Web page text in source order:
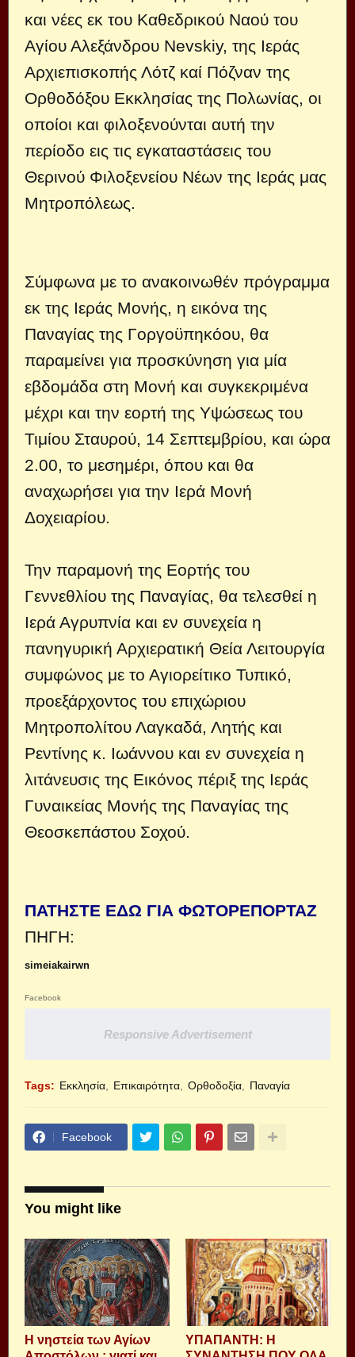
και νέες εκ του Καθεδρικού Ναού του
Αγίου Αλεξάνδρου Nevskiy, της Ιεράς
Αρχιεπισκοπής Λότζ καί Πόζναν της
Ορθοδόξου Εκκλησίας της Πολωνίας, οι
οποίοι και φιλοξενούνται αυτή την
περίοδο εις τις εγκαταστάσεις του
Θερινού Φιλοξενείου Νέων της Ιεράς μας
Μητροπόλεως.
Σύμφωνα με το ανακοινωθέν πρόγραμμα
εκ της Ιεράς Μονής, η εικόνα της
Παναγίας της Γοργοϋπηκόου, θα
παραμείνει για προσκύνηση για μία
εβδομάδα στη Μονή και συγκεκριμένα
μέχρι και την εορτή της Υψώσεως του
Τιμίου Σταυρού, 14 Σεπτεμβρίου, και ώρα
2.00, το μεσημέρι, όπου και θα
αναχωρήσει για την Ιερά Μονή
Δοχειαρίου.
Την παραμονή της Εορτής του
Γεννεθλίου της Παναγίας, θα τελεσθεί η
Ιερά Αγρυπνία και εν συνεχεία η
πανηγυρική Αρχιερατική Θεία Λειτουργία
συμφώνος με το Αγιορείτικο Τυπικό,
προεξάρχοντος του επιχώριου
Μητροπολίτου Λαγκαδά, Λητής και
Ρεντίνης κ. Ιωάννου και εν συνεχεία η
λιτάνευσις της Εικόνος πέριξ της Ιεράς
Γυναικείας Μονής της Παναγίας της
Θεοσκεπάστου Σοχού.
ΠΑΤΗΣΤΕ ΕΔΩ ΓΙΑ ΦΩΤΟΡΕΠΟΡΤΑΖ
ΠΗΓΗ:
simeiakairwn
Facebook
Responsive Advertisement
Tags: Εκκλησία Επικαιρότητα Ορθοδοξία Παναγία
Facebook
You might like
Η νηστεία των Αγίων
ΥΠΑΠΑΝΤΗ: Η